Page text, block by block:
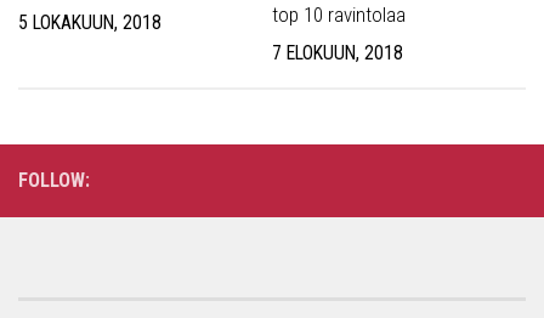
5 LOKAKUUN, 2018
top 10 ravintolaa
7 ELOKUUN, 2018
FOLLOW: